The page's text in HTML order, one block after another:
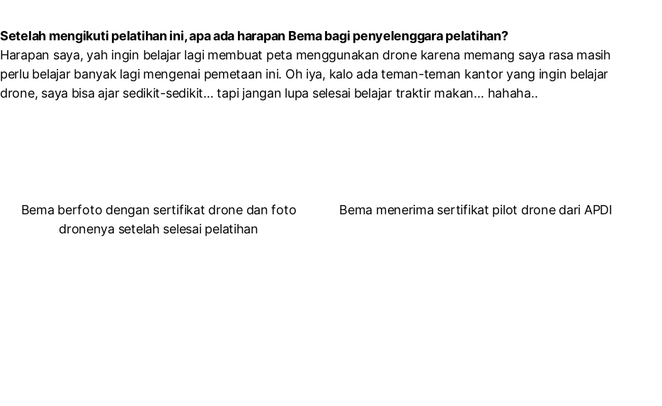
Setelah mengikuti pelatihan ini, apa ada harapan Bema bagi penyelenggara pelatihan?
Harapan saya, yah ingin belajar lagi membuat peta menggunakan drone karena memang saya rasa masih
perlu belajar banyak lagi mengenai pemetaan ini. Oh iya, kalo ada teman-teman kantor yang ingin belajar
drone, saya bisa ajar sedikit-sedikit… tapi jangan lupa selesai belajar traktir makan… hahaha..
Bema berfoto dengan sertifikat drone dan foto
dronenya setelah selesai pelatihan
Bema menerima sertifikat pilot drone dari APDI